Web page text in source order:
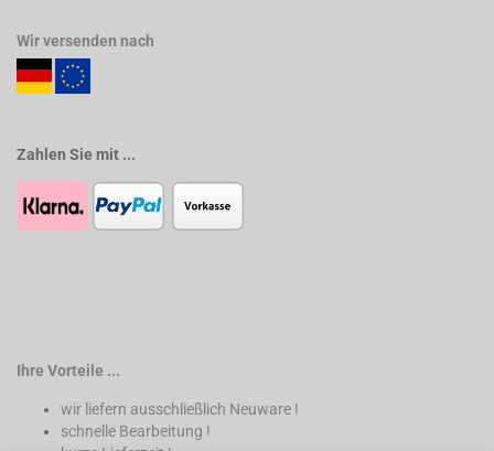
Wir versenden nach
Zahlen Sie mit ...
Ihre Vorteile ...
wir liefern ausschließlich Neuware !
schnelle Bearbeitung !